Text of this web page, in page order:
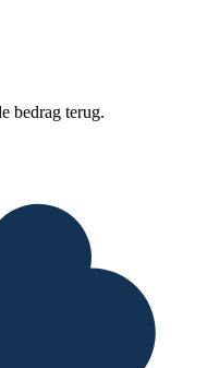
bedrag terug.